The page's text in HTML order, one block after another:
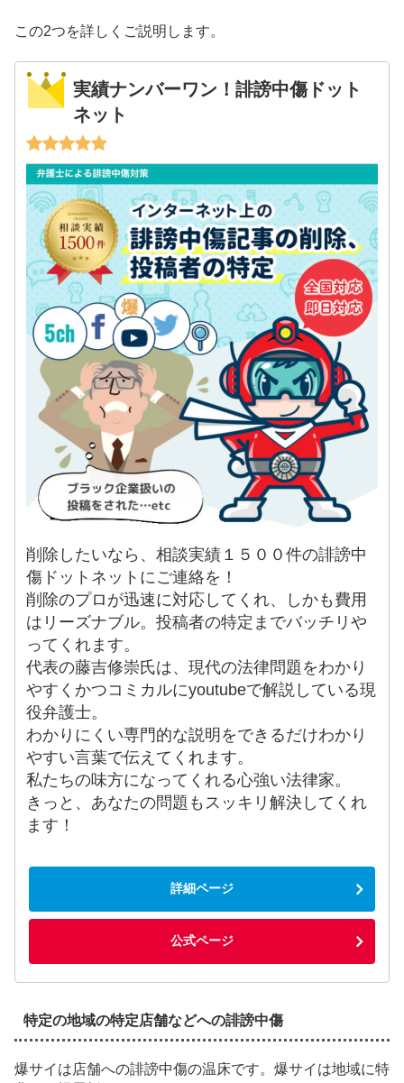
この2つを詳しくご説明します。
実績ナンバーワン！誹謗中傷ドット
ネット
削除したいなら、相談実績１５００件の誹謗中
傷ドットネットにご連絡を！
削除のプロが迅速に対応してくれ、しかも費用
はリーズナブル。投稿者の特定までバッチリや
ってくれます。
代表の藤吉修崇氏は、現代の法律問題をわかり
やすくかつコミカルにyoutubeで解説している現
役弁護士。
わかりにくい専門的な説明をできるだけわかり
やすい言葉で伝えてくれます。
私たちの味方になってくれる心強い法律家。
きっと、あなたの問題もスッキリ解決してくれ
ます！
詳細ページ
公式ページ
特定の地域の特定店舗などへの誹謗中傷
爆サイは店舗への誹謗中傷の温床です。 爆サイは地域に特